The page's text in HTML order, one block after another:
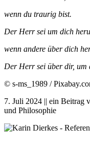
wenn du traurig bist.
Der Herr sei um dich
wenn andere über dich
Der Herr sei über dir, um
© s-ms_1989 /
7. Juli 2024 || ein Beitrag
und Philosophie